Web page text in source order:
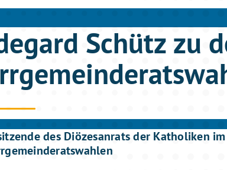
Schütz zu
des Diözesanrats der Katholiken